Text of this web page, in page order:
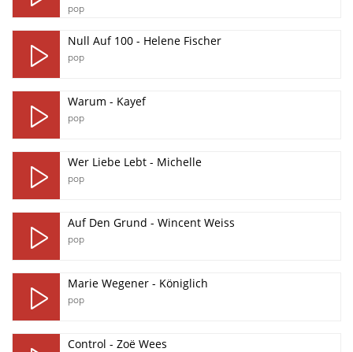
pop
Null Auf 100 - Helene Fischer
pop
Warum - Kayef
pop
Wer Liebe Lebt - Michelle
pop
Auf Den Grund - Wincent Weiss
pop
Marie Wegener - Königlich
pop
Control - Zoë Wees